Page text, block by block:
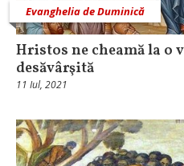
Evanghelia de Duminică
Hristos ne cheamă la o
desăvârşită
11 Iul, 2021